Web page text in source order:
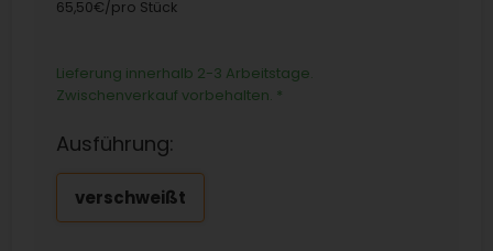
65,50€/pro Stück
Lieferung innerhalb 2-3 Arbeitstage.
Zwischenverkauf vorbehalten. *
Ausführung:
verschweißt